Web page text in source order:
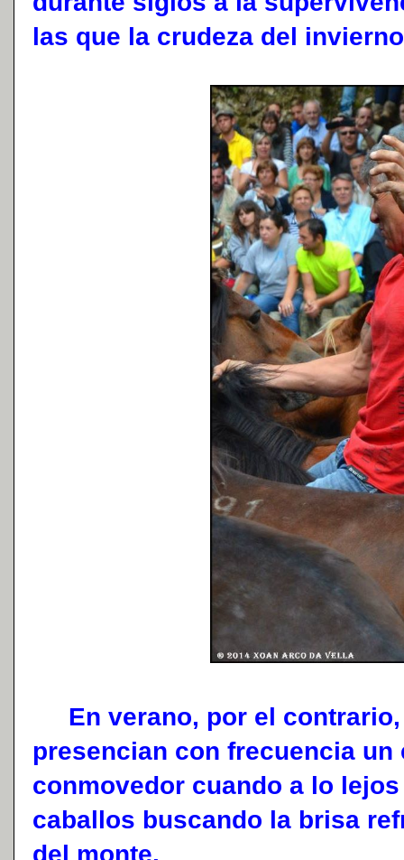
las que la crudeza del
En verano, por el
presencian con frecuencia un
conmovedor cuando a lo
caballos buscando la brisa
del monte.